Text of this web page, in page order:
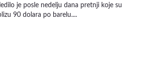
je posle nedelju dana pretnji koje su
90 dolara po barelu....